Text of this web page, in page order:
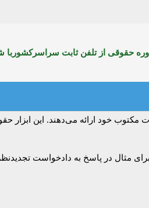
حقوقی از تلفن ثابت سراسرکشوربا
خود ارائه می‌دهند. این ابزار
در پاسخ به دادخواست تجدیدنظر